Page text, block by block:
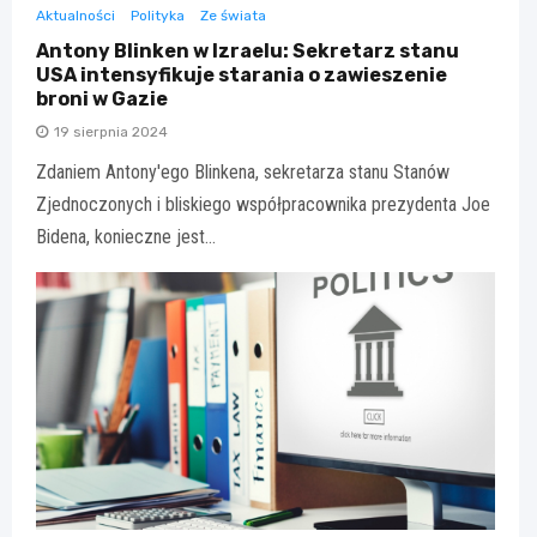
Aktualności Polityka Ze świata
Antony Blinken w Izraelu: Sekretarz stanu
USA intensyfikuje starania o zawieszenie
broni w Gazie
19 sierpnia 2024
Zdaniem Antony'ego Blinkena, sekretarza stanu Stanów
Zjednoczonych i bliskiego współpracownika prezydenta Joe
Bidena, konieczne jest…